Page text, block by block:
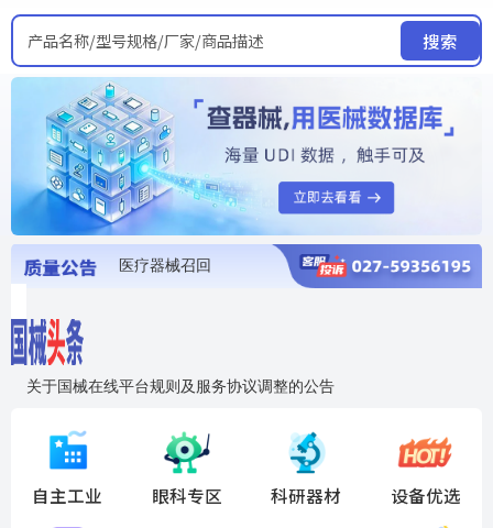
产品名称/型号规格/厂家/商品描述 搜索
医疗器械召回
关于国械在线平台规则及服务协议调整的公告
国药创研AED开启全国招商
自主工业 眼科专区 科研器材 设备优选